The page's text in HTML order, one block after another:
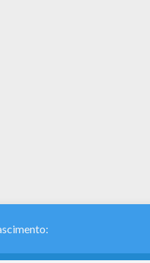
para colorir.
para colorir DANçA